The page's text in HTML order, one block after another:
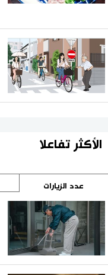
الأكثر تفاعلا
عدد الزيارات